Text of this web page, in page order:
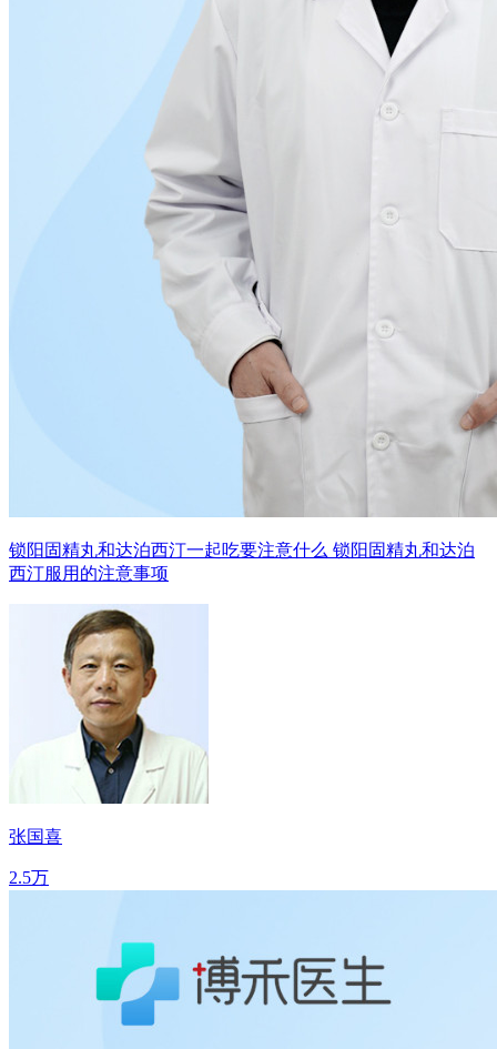
锁阳固精丸和达泊西汀一起吃要注意什么 锁阳固精丸和达泊
西汀服用的注意事项
张国喜
2.5万